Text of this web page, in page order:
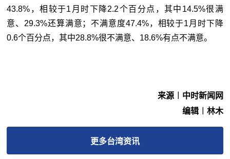
43.8%，相较于1月时下降2.2个百分点，其中14.5%很满
意、29.3%还算满意；不满意度47.4%，相较于1月时下降
0.6个百分点，其中28.8%很不满意、18.6%有点不满意。
来源︱中时新闻网
编辑︱林木
更多台湾资讯